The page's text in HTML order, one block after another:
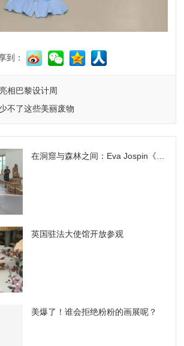
到：
相巴黎设计周
不了这些美丽废物
英国驻法大使馆开放参观
美爆了！谁会拒绝粉粉的画展呢？